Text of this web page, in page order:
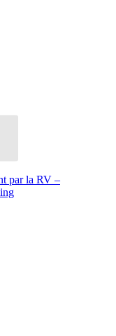
par la RV –